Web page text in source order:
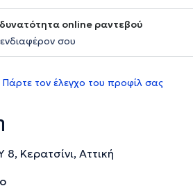
online ραντεβού
σου
Πάρτε τον έλεγχο του προφίλ σας
Κερατσίνι, Αττική